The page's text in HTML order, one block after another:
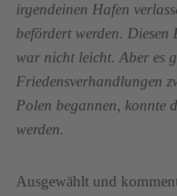
irgendeinen Hafen
befördert werden. Diesen
war nicht leicht. Aber es
Friedensverhandlungen
Polen begannen, konnte
werden.
Ausgewählt und